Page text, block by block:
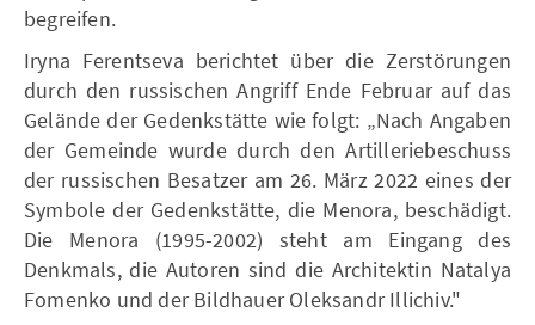
begreifen.
Iryna Ferentseva berichtet über die Zerstörungen
durch den russischen Angriff Ende Februar auf das
Gelände der Gedenkstätte wie folgt: „Nach Angaben
der Gemeinde wurde durch den Artilleriebeschuss
der russischen Besatzer am 26. März 2022 eines der
Symbole der Gedenkstätte, die Menora, beschädigt.
Die Menora (1995-2002) steht am Eingang des
Denkmals, die Autoren sind die Architektin Natalya
Fomenko und der Bildhauer Oleksandr Illichiv."